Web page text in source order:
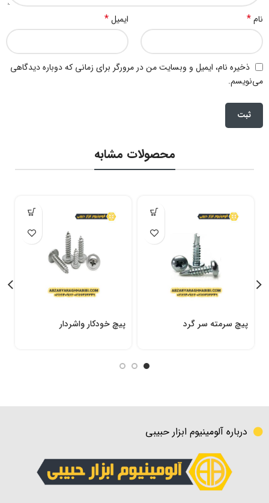
نام* ایمیل*
ذخیره نام، ایمیل و وبسایت من در مرورگر برای زمانی که دوباره دیدگاهی
می‌نویسم.
محصولات مشابه
پیچ سرمته سر گرد پیچ خودکار واشردار
درباره آلومینیوم ابزار حبیبی